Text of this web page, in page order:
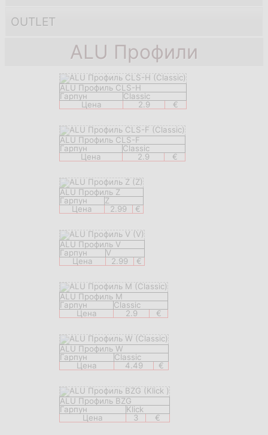
OUTLET
ALU Профили
ALU Профиль CLS-H
Гарпун
Classic
Цена
2.9 €
ALU Профиль CLS-F
Гарпун
Classic
Цена
2.9 €
ALU Профиль Z
Гарпун
Z
Цена
2.99 €
ALU Профиль V
Гарпун
V
Цена
2.99 €
ALU Профиль M
Гарпун
Classic
Цена
2.9 €
ALU Профиль W
Гарпун
Classic
Цена
4.49 €
ALU Профиль BZG
Гарпун
Klick
Цена
3 €